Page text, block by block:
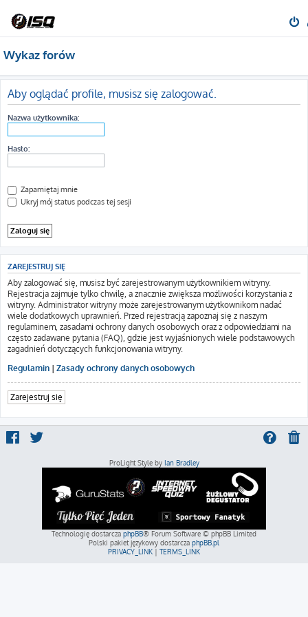
Wykaz forów
Aby oglądać profile, musisz się zalogować.
Nazwa użytkownika:
Hasło:
Zapamiętaj mnie
Ukryj mój status podczas tej sesji
ZAREJESTRUJ SIĘ
Aby zalogować się, musisz być zarejestrowanym użytkownikiem witryny.
Rejestracja zajmuje tylko chwilę, a znacznie zwiększa możliwości korzystania z
witryny. Administrator witryny może zarejestrowanym użytkownikom nadać
wiele dodatkowych uprawnień. Przed rejestracją zapoznaj się z naszym
regulaminem, zasadami ochrony danych osobowych oraz z odpowiedziami na
często zadawane pytania (FAQ), gdzie jest wyjaśnionych wiele podstawowych
zagadnień dotyczących funkcjonowania witryny.
Regulamin | Zasady ochrony danych osobowych
Zarejestruj się
ProLight Style by Ian Bradley
Technologię dostarcza phpBB® Forum Software © phpBB Limited
Polski pakiet językowy dostarcza phpBB.pl
PRIVACY_LINK | TERMS_LINK